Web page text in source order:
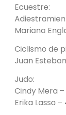
Ecuestre:
Mariana
Ciclismo de
Juan
Judo:
Cindy Mera
Erika Lasso